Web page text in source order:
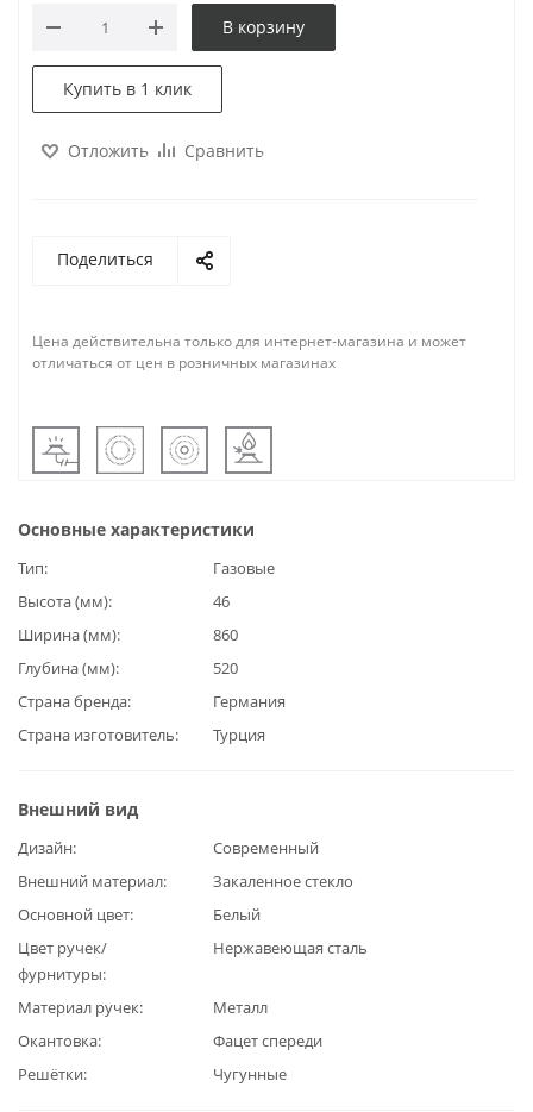
В корзину
Купить в 1 клик
Отложить Сравнить
Поделиться
Цена действительна только для интернет-магазина и может
отличаться от цен в розничных магазинах
Основные характеристики
Тип
Газовые
Высота (мм)
46
Ширина (мм)
860
Глубина (мм)
520
Страна бренда
Германия
Страна изготовитель
Турция
Внешний вид
Дизайн
Современный
Внешний материал
Закаленное стекло
Основной цвет
Белый
Цвет ручек/
фурнитуры
Нержавеющая сталь
Материал ручек
Металл
Окантовка
Фацет спереди
Решётки
Чугунные